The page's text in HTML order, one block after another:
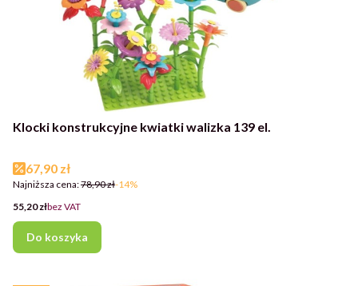
Klocki konstrukcyjne kwiatki walizka 139 el.
Cena promocyjna
67,90 zł
Najniższa cena:78,90 zł-14%
Cena
55,20 złbez VAT
Do koszyka